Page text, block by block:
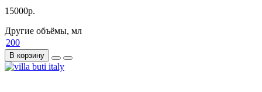
15000р.
Другие объёмы, мл
200
В корзину